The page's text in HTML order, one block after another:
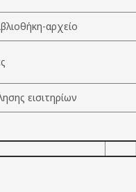
αρχείο
εισιτηρίων